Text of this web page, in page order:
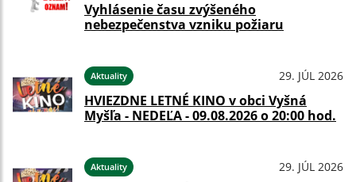
Vyhlásenie času zvýšeného
nebezpečenstva vzniku požiaru
Aktuality 29. JÚL 2026
HVIEZDNE LETNÉ KINO v obci Vyšná
Myšľa - NEDEĽA - 09.08.2026 o 20:00 hod.
Aktuality 29. JÚL 2026